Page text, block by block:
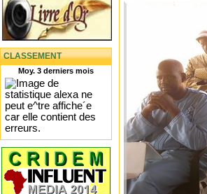
CLASSEMENT
Moy. 3 derniers mois